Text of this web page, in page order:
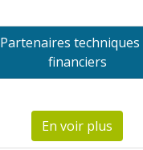
Partenaires techniques
financiers
En voir plus